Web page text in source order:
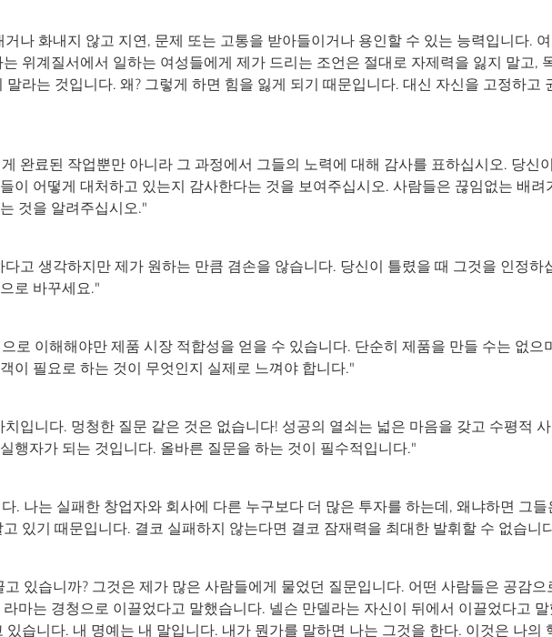
나 화내지 않고 지연, 문제 또는 고통을 받아들이거나 용인할 수 있는 능력입니다.
위계질서에서 일하는 여성들에게 제가 드리는 조언은 절대로 자제력을 잃지 말고,
말라는 것입니다. 왜? 그렇게 하면 힘을 잃게 되기 때문입니다. 대신 자신을 고정하고
완료된 작업뿐만 아니라 그 과정에서 그들의 노력에 대해 감사를 표하십시오. 당신
이 어떻게 대처하고 있는지 감사한다는 것을 보여주십시오. 사람들은 끊임없는 배려
것을 알려주십시오."
고 생각하지만 제가 원하는 만큼 겸손을 않습니다. 당신이 틀렸을 때 그것을 인정하
로 바꾸세요."
로 이해해야만 제품 시장 적합성을 얻을 수 있습니다. 단순히 제품을 만들 수는 없으
이 필요로 하는 것이 무엇인지 실제로 느껴야 합니다."
입니다. 멍청한 질문 같은 것은 없습니다! 성공의 열쇠는 넓은 마음을 갖고 수평적
행자가 되는 것입니다. 올바른 질문을 하는 것이 필수적입니다."
. 나는 실패한 창업자와 회사에 다른 누구보다 더 많은 투자를 하는데, 왜냐하면 그들
있기 때문입니다. 결코 실패하지 않는다면 결코 잠재력을 최대한 발휘할 수 없습니
있습니까? 그것은 제가 많은 사람들에게 물었던 질문입니다. 어떤 사람들은 공감으
마는 경청으로 이끌었다고 말했습니다. 넬슨 만델라는 자신이 뒤에서 이끌었다고 말
있습니다. 내 명예는 내 말입니다. 내가 뭔가를 말하면 나는 그것을 한다. 이것은 나의